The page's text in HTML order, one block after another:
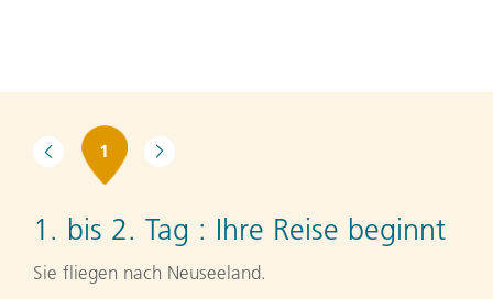
1
1. bis 2. Tag : Ihre Reise beginnt
Sie fliegen nach Neuseeland.